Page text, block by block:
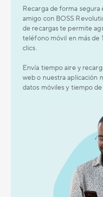
Recarga de forma segura
amigo con BOSS
de recargas te permite
teléfono móvil en más de
clics.
Envía tiempo aire y
web o nuestra aplicación
datos móviles y tiempo de